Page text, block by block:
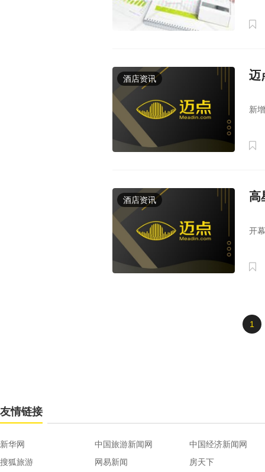
酒店资讯 迈
新
酒店资讯 高
开
1
友情链接
新华网 中国旅游新闻网
中国经济新闻网
搜狐旅游
网易新闻
房天下